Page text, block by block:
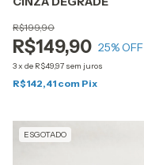
R$149,90
R$199,90
25% OFF
3x de R$49,97 sem juros
R$142,41 com Pix
ESGOTADO